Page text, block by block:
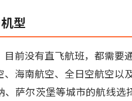
型
目前没有直飞航班，都需
、海南航空、全日空航空
、萨尔茨堡等城市的航线